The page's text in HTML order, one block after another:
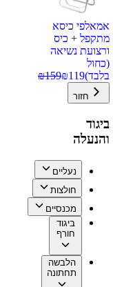
אמאלפי כיסא
מתקפל + כיס
ורצועת נשיאה
(כחול
בלבד)
₪119
₪159
חזור
ביגוד
והנעלה
נעליים
חולצות
מכנסיים
ביגוד
חורף
הלבשה
תחתונה